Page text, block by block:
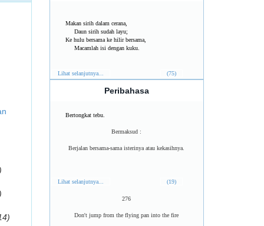
Makan sirih dalam cerana,
Daun sirih sudah layu;
Ke hulu bersama ke hilir bersama,
Macamlah isi dengan kuku.
Lihat selanjutnya... (75)
Peribahasa
Bertongkat tebu.
Bermaksud :
Berjalan bersama-sama isterinya atau kekasihnya.
Lihat selanjutnya... (19)
276
Don't jump from the flying pan into the fire